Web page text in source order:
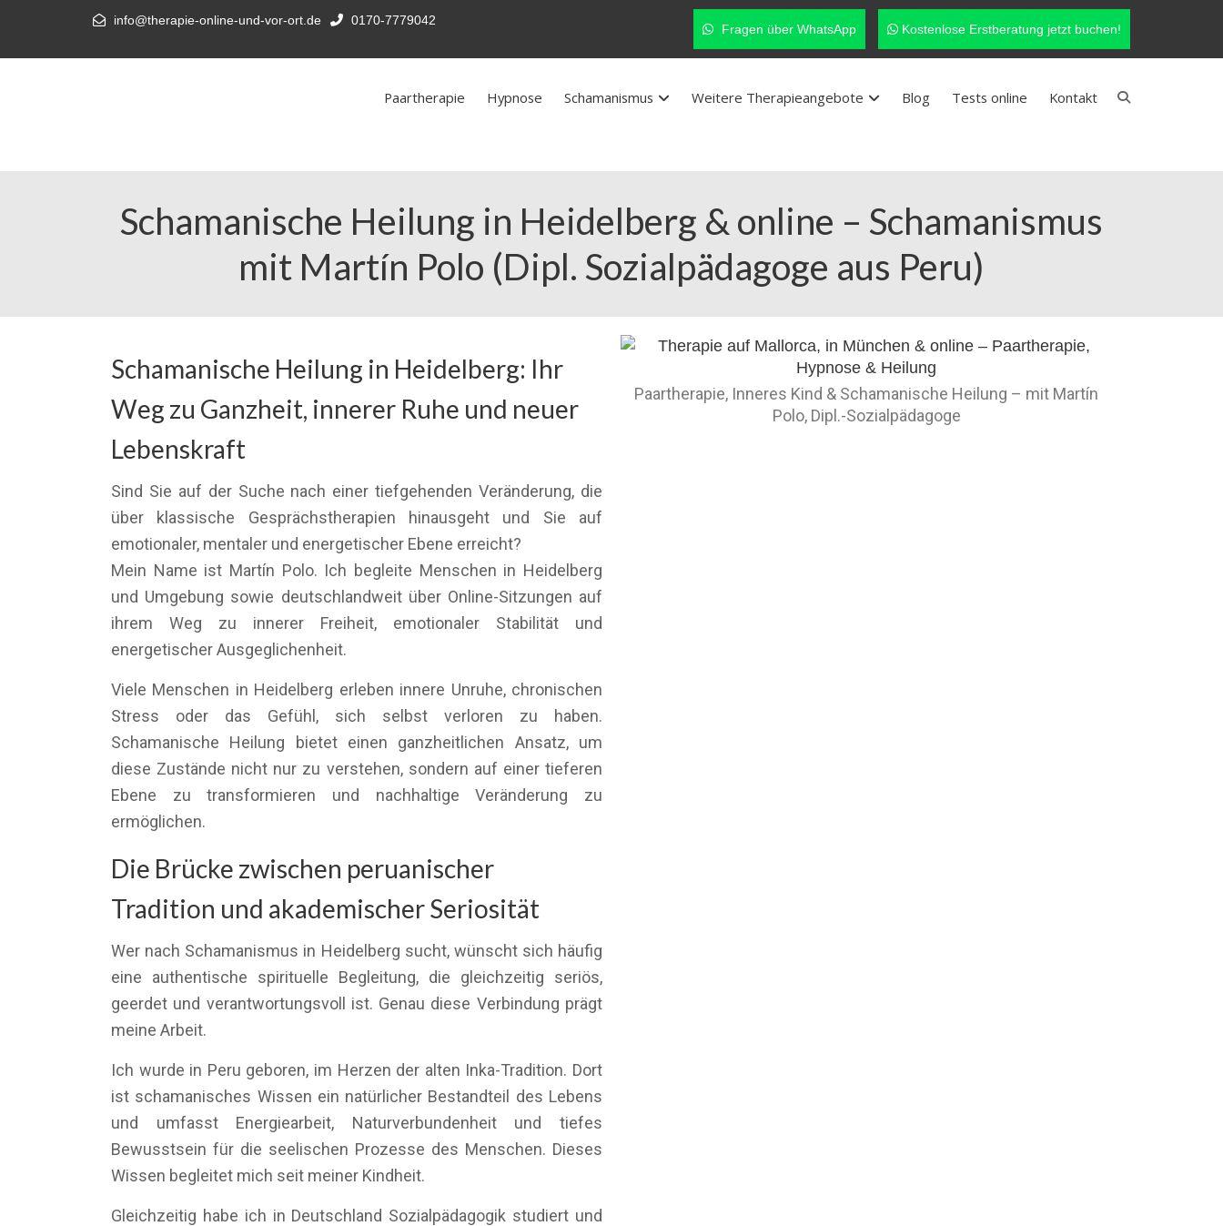
info@therapie-online-und-vor-ort.de 0170-7779042
Fragen über WhatsApp Kostenlose Erstberatung jetzt buchen!
Paartherapie Hypnose Schamanismus Weitere Therapieangebote Blog Tests online Kontakt
Schamanische Heilung in Heidelberg & online – Schamanismus
mit Martín Polo (Dipl. Sozialpädagoge aus Peru)
Schamanische Heilung in Heidelberg: Ihr
Weg zu Ganzheit, innerer Ruhe und neuer
Lebenskraft
Sind Sie auf der Suche nach einer tiefgehenden Veränderung, die
über klassische Gesprächstherapien hinausgeht und Sie auf
emotionaler, mentaler und energetischer Ebene erreicht?
Mein Name ist Martín Polo. Ich begleite Menschen in Heidelberg
und Umgebung sowie deutschlandweit über Online-Sitzungen auf
ihrem Weg zu innerer Freiheit, emotionaler Stabilität und
energetischer Ausgeglichenheit.
Viele Menschen in Heidelberg erleben innere Unruhe, chronischen
Stress oder das Gefühl, sich selbst verloren zu haben.
Schamanische Heilung bietet einen ganzheitlichen Ansatz, um
diese Zustände nicht nur zu verstehen, sondern auf einer tieferen
Ebene zu transformieren und nachhaltige Veränderung zu
ermöglichen.
Die Brücke zwischen peruanischer
Tradition und akademischer Seriosität
Wer nach Schamanismus in Heidelberg sucht, wünscht sich häufig
eine authentische spirituelle Begleitung, die gleichzeitig seriös,
geerdet und verantwortungsvoll ist. Genau diese Verbindung prägt
meine Arbeit.
Ich wurde in Peru geboren, im Herzen der alten Inka-Tradition. Dort
ist schamanisches Wissen ein natürlicher Bestandteil des Lebens
und umfasst Energiearbeit, Naturverbundenheit und tiefes
Bewusstsein für die seelischen Prozesse des Menschen. Dieses
Wissen begleitet mich seit meiner Kindheit.
Gleichzeitig habe ich in Deutschland Sozialpädagogik studiert und
Paartherapie, Inneres Kind & Schamanische Heilung – mit Martín
Polo, Dipl.-Sozialpädagoge